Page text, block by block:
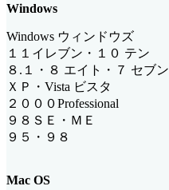
Windows
Windows ウィンドウズ
１
１イレブン ・ １０ テン
８.１
・ ８ エイト・７ セブン
ＸＰ・Vista ビスタ
２０００Professional
９８ＳＥ・ＭＥ
９５・９８
Mac OS